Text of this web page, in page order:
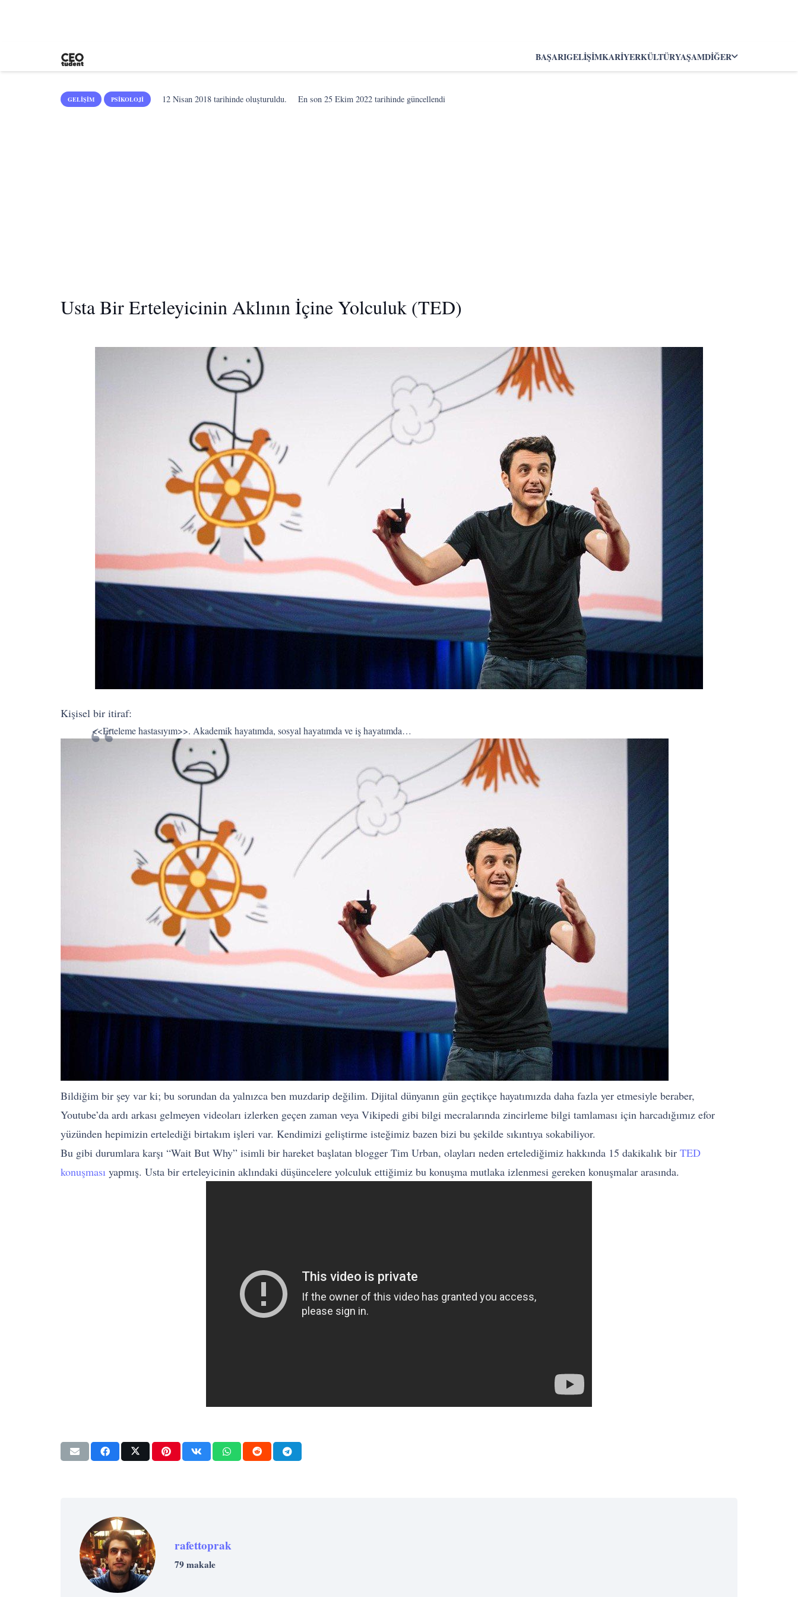
BAŞARIGELIŞIMKARIYERKÜLTÜRYAŞAMDIĞER
GELIŞIM PSIKOLOJI 12 Nisan 2018 tarihinde oluşturuldu. En son25 Ekim 2022 tarihinde güncellendi
Usta Bir Erteleyicinin Aklının İçine Yolculuk (TED)
Kişisel bir itiraf:
<<Erteleme hastasıyım>>. Akademik hayatımda, sosyal hayatımda ve iş hayatımda…
Bildiğim bir şey var ki; bu sorundan da yalnızca ben muzdarip değilim. Dijital dünyanın gün geçtikçe hayatımızda daha fazla yer etmesiyle beraber,
Youtube’da ardı arkası gelmeyen videoları izlerken geçen zaman veya Vikipedi gibi bilgi mecralarında zincirleme bilgi tamlaması için harcadığımız efor
yüzünden hepimizin ertelediği birtakım işleri var. Kendimizi geliştirme isteğimiz bazen bizi bu şekilde sıkıntıya sokabiliyor.
Bu gibi durumlara karşı “Wait But Why” isimli bir hareket başlatan blogger Tim Urban, olayları neden ertelediğimiz hakkında 15 dakikalık bir TED
konuşması yapmış. Usta bir erteleyicinin aklındaki düşüncelere yolculuk ettiğimiz bu konuşma mutlaka izlenmesi gereken konuşmalar arasında.
rafettoprak
79 makale